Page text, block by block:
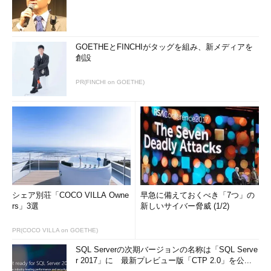
GOETHEとFINCHIがタッグを組み、新メディアを
創設
PR(FINCHI on GOETHE)
シェア別荘「COCO VILLA Owne
rs」3選
PR(COCO VILLA on GOETHE)
早急に備えておくべき「7つ」の
新しいサイバー脅威 (1/2)
SQL Serverの次期バージョンの名称は「SQL Serve
r 2017」に 最新プレビュー版「CTP 2.0」を公...